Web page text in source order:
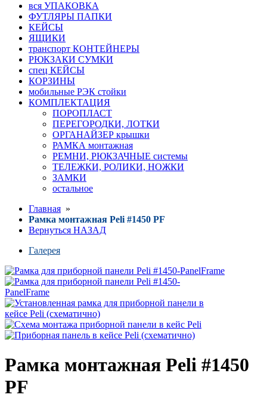
вся УПАКОВКА
ФУТЛЯРЫ ПАПКИ
КЕЙСЫ
ЯЩИКИ
транспорт КОНТЕЙНЕРЫ
РЮКЗАКИ СУМКИ
спец КЕЙСЫ
КОРЗИНЫ
мобильные РЭК стойки
КОМПЛЕКТАЦИЯ
ПОРОПЛАСТ
ПЕРЕГОРОДКИ, ЛОТКИ
ОРГАНАЙЗЕР крышки
РАМКА монтажная
РЕМНИ, РЮКЗАЧНЫЕ системы
ТЕЛЕЖКИ, РОЛИКИ, НОЖКИ
ЗАМКИ
остальное
Главная »
Рамка монтажная Peli #1450 PF
Вернуться НАЗАД
Галерея
Рамка монтажная Peli #1450
PF